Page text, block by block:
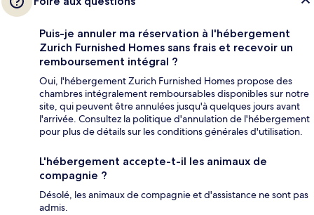
Puis-je annuler ma réservation à l'hébergement
Zurich Furnished Homes sans frais et recevoir un
remboursement intégral ?
Oui, l'hébergement Zurich Furnished Homes propose des
chambres intégralement remboursables disponibles sur notre
site, qui peuvent être annulées jusqu'à quelques jours avant
l'arrivée. Consultez la politique d'annulation de l'hébergement
pour plus de détails sur les conditions générales d'utilisation.
L'hébergement accepte-t-il les animaux de
compagnie ?
Désolé, les animaux de compagnie et d'assistance ne sont pas
admis.